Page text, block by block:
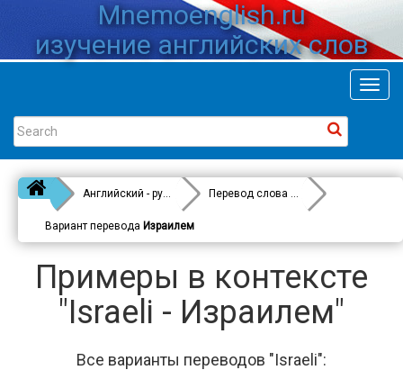
Mnemoenglish.ru
изучение английских слов
Английский - русский Перевод слова
Israeli
Вариант перевода Израилем
Примеры в контексте
"Israeli - Израилем"
Все варианты переводов "Israeli":